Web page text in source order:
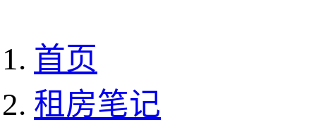
首页
租房笔记